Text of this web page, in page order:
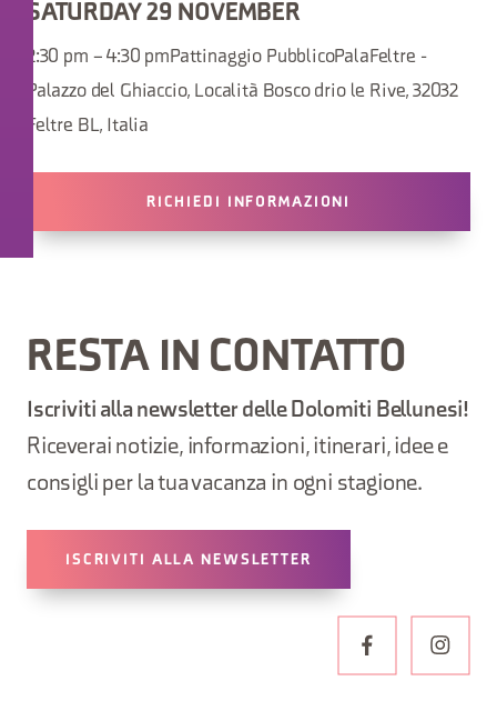
SATURDAY 29 NOVEMBER
2:30 pm – 4:30 pmPattinaggio PubblicoPalaFeltre -
Palazzo del Ghiaccio, Località Bosco drio le Rive, 32032
Feltre BL, Italia
RICHIEDI INFORMAZIONI
RESTA IN CONTATTO
Iscriviti alla newsletter delle Dolomiti Bellunesi!
Riceverai notizie, informazioni, itinerari, idee e
consigli per la tua vacanza in ogni stagione.
ISCRIVITI ALLA NEWSLETTER